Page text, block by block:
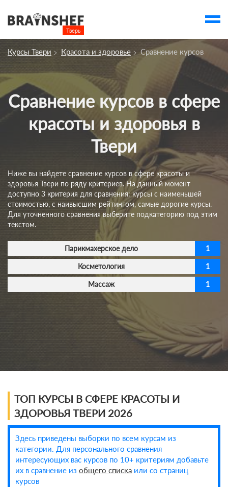
Тверь
Выбор города
Курсы Твери
Компании
account_box
Курсы Твери Красота и здоровье Сравнение курсов
Сравнение курсов в сфере
красоты и здоровья в
Твери
Ниже вы найдете сравнение курсов в сфере красоты и
здоровья Твери по ряду критериев. На данный момент
доступно 3 критерия для сравнения: курсы с наименьшей
стоимостью, с наивысшим рейтингом, самые дорогие курсы.
Для уточненного сравнения выберите подкатегорию под этим
текстом.
Парикмахерское дело 1
Косметология 1
Массаж 1
ТОП КУРСЫ В СФЕРЕ КРАСОТЫ И
ЗДОРОВЬЯ ТВЕРИ 2026
Здесь приведены выборки по всем курсам из
категории. Для персонального сравнения
интересующих вас курсов по 10+ критериям добавьте
их в сравнение из общего списка или со страниц
курсов